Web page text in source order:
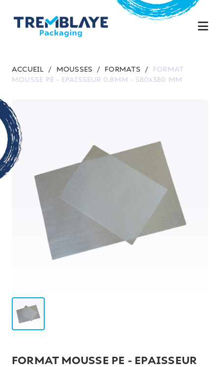
ACCUEIL / MOUSSES / FORMATS /
FORMAT
MOUSSE PE - EPAISSEUR 0.8MM - 580x380 MM
FORMAT MOUSSE PE - EPAISSEUR